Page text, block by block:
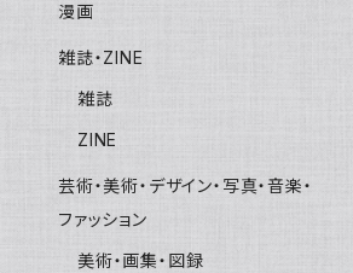
漫画
雑誌・ZINE
雑誌
ZINE
芸術・美術・デザイン・写真・音楽・
ファッション
美術・画集・図録